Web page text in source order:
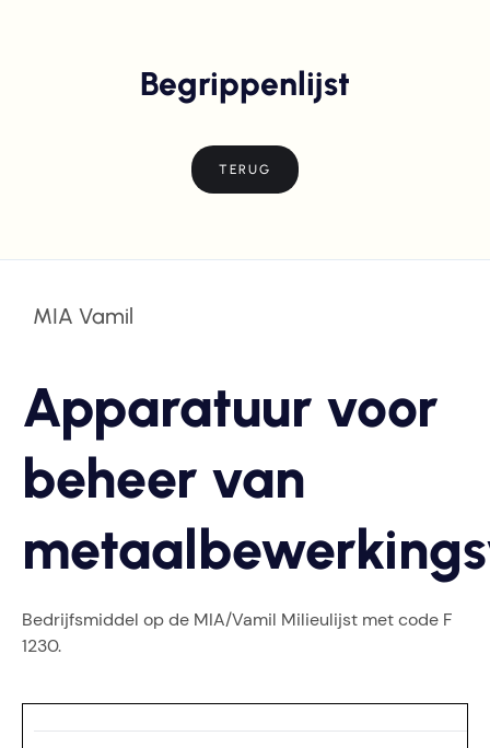
Begrippenlijst
TERUG
MIA Vamil
Apparatuur voor
beheer van
Bedrijfsmiddel op de MIA/Vamil Milieulijst met code F
1230.